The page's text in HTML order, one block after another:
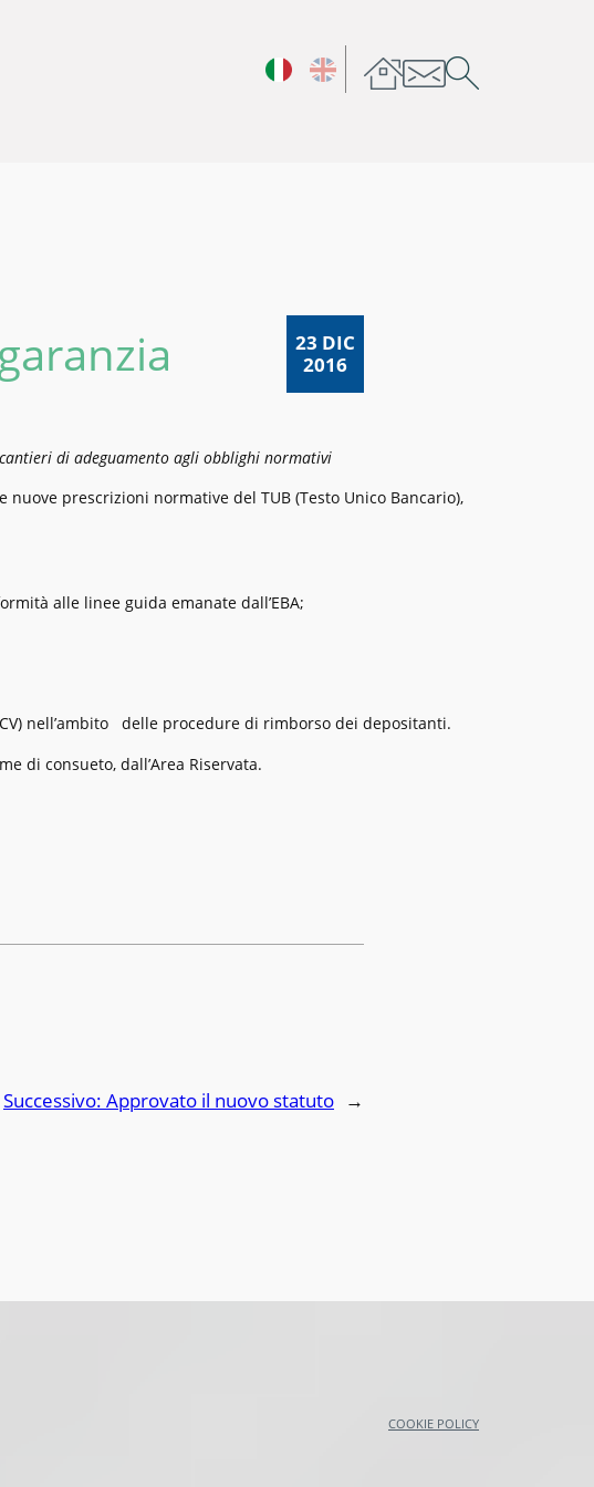
23 DIC
2016
di adeguamento agli obblighi normativi
prescrizioni normative del TUB (Testo Unico Bancario),
alle linee guida emanate dall’EBA;
nell’ambito delle procedure di rimborso dei depositanti.
di consueto, dall’Area Riservata.
Successivo: Approvato il nuovo statuto →
COOKIE POLICY